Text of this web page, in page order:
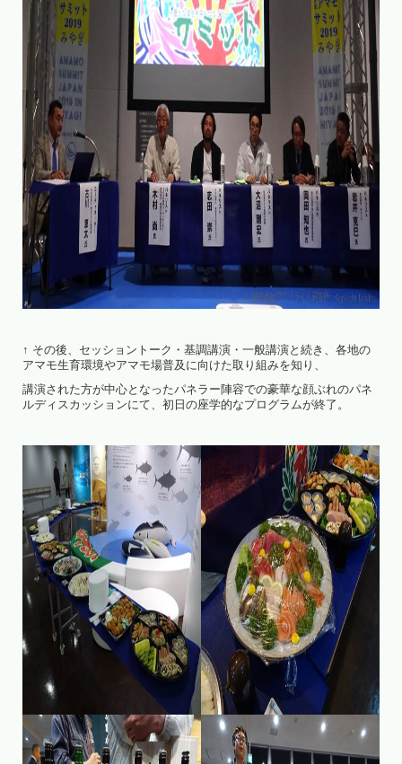
↑ その後、セッショントーク・基調講演・一般講演と続き、各地の
アマモ生育環境やアマモ場普及に向けた取り組みを知り、
講演された方が中心となったパネラー陣容での豪華な顔ぶれのパネ
ルディスカッションにて、初日の座学的なプログラムが終了。